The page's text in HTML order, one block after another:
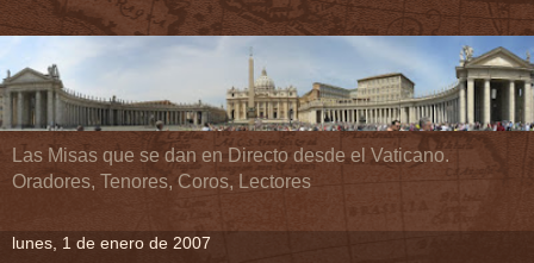
Las Misas que se dan en Directo desde el Vaticano.
Oradores, Tenores, Coros, Lectores
lunes, 1 de enero de 2007